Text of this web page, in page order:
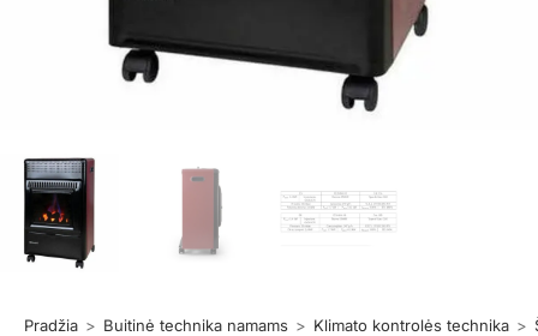
Pradžia > Buitinė technika namams > Klimato kontrolės technika >